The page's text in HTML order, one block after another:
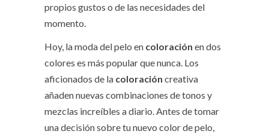
propios gustos o de las necesidades del
momento.
Hoy, la moda del pelo en coloración en dos
colores es más popular que nunca. Los
aficionados de la coloración creativa
añaden nuevas combinaciones de tonos y
mezclas increíbles a diario. Antes de tomar
una decisión sobre tu nuevo color de pelo,